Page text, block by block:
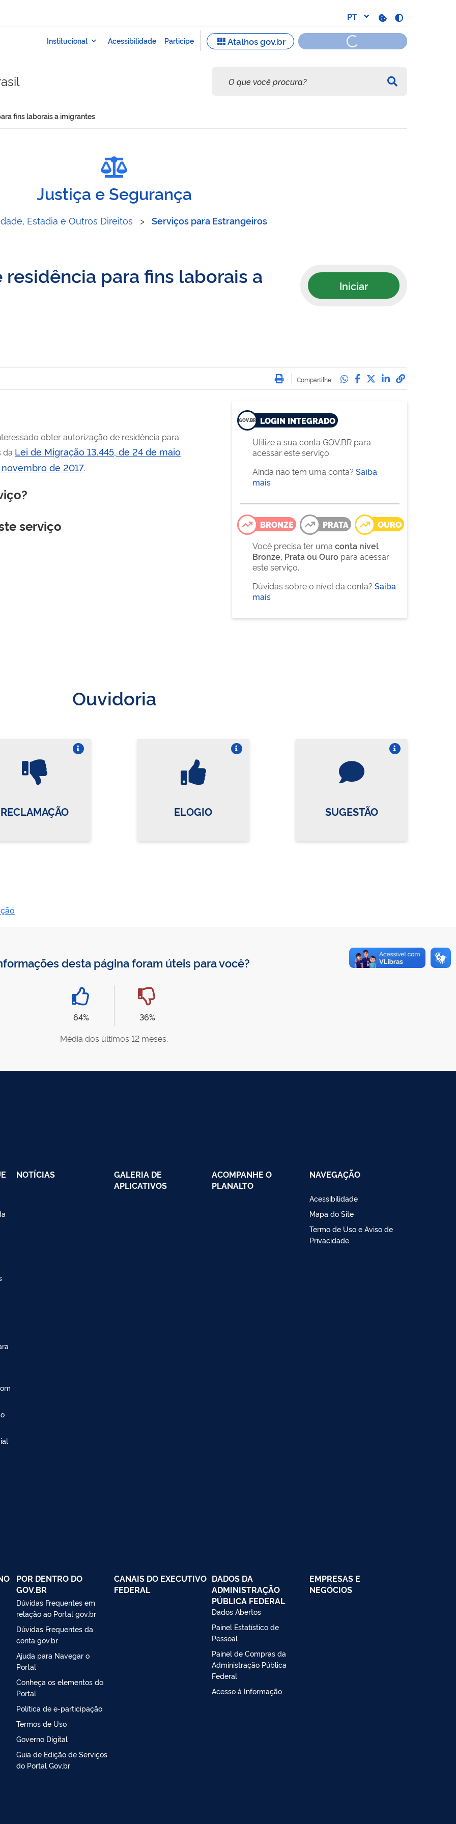
fins laborais a imigrantes
Justiça e Segurança
Estadia e Outros Direitos > Serviços para Estrangeiros
para fins laborais a Iniciar
Imprimir
Compartilhe: Compartilhe no
Compartilhe no
Compartilhe no
Compartilhe
obter autorização de residência para
da Lei de Migração 13.445, de 24 de maio
de 2017.
serviço
LOGIN INTEGRADO
Utilize a sua conta GOV.BR para
acessar este serviço.
Ainda não tem uma conta? Saiba
mais
BRONZE PRATA
OURO
Você precisa ter uma conta nível
Bronze, Prata ou Ouro para acessar
este serviço.
Dúvidas sobre o nível da conta? Saiba
mais
Ouvidoria
RECLAMAÇÃO ELOGIO SUGESTÃO
desta página foram úteis para você?
64%
36%
Média dos últimos 12 meses.
NOTÍCIAS
GALERIA DE
APLICATIVOS
ACOMPANHE O
PLANALTO
NAVEGAÇÃO
Acessibilidade
Mapa do Site
Termo de Uso e Aviso de
Privacidade
POR DENTRO DO
GOV.BR
Dúvidas Frequentes em
relação ao Portal gov.br
Dúvidas Frequentes da
conta gov.br
Ajuda para Navegar o
Portal
Conheça os elementos do
Portal
Política de e-participação
Termos de Uso
Governo Digital
Guia de Edição de Serviços
do Portal Gov.br
CANAIS DO EXECUTIVO
FEDERAL
DADOS DA
ADMINISTRAÇÃO
PÚBLICA FEDERAL
Dados Abertos
Painel Estatístico de
Pessoal
Painel de Compras da
Administração Pública
Federal
Acesso à Informação
EMPRESAS E
NEGÓCIOS